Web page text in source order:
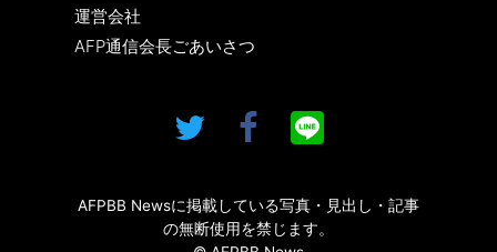
運営会社
AFP通信会長ごあいさつ
AFPBB Newsに掲載している写真・見出し・記事
の無断使用を禁じます。